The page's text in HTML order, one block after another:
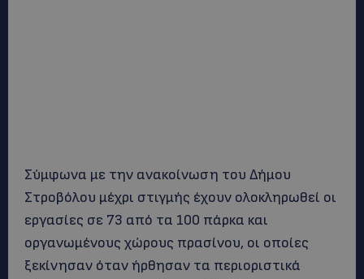
Σύμφωνα με την ανακοίνωση του Δήμου
Στροβόλου μέχρι στιγμής έχουν ολοκληρωθεί οι
εργασίες σε 73 από τα 100 πάρκα και
οργανωμένους χώρους πρασίνου, οι οποίες
ξεκίνησαν όταν ήρθησαν τα περιοριστικά